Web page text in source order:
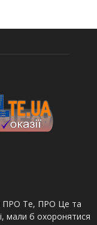
ПРО Те, ПРО Це та
мали б охоронятися